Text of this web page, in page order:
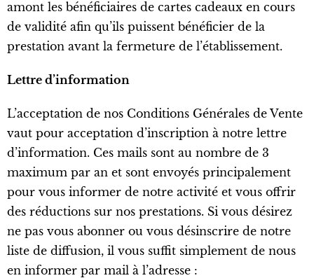
amont les bénéficiaires de cartes cadeaux en cours
de validité afin qu’ils puissent bénéficier de la
prestation avant la fermeture de l’établissement.
Lettre d’information
L’acceptation de nos Conditions Générales de Vente
vaut pour acceptation d’inscription à notre lettre
d’information. Ces mails sont au nombre de 3
maximum par an et sont envoyés principalement
pour vous informer de notre activité et vous offrir
des réductions sur nos prestations. Si vous désirez
ne pas vous abonner ou vous désinscrire de notre
liste de diffusion, il vous suffit simplement de nous
en informer par mail à l’adresse :